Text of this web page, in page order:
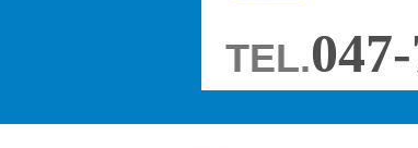
2024.02.20 お
TEL.